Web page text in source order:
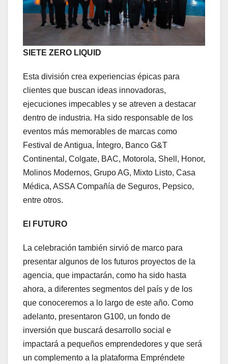
SIETE ZERO LIQUID
Esta división crea experiencias épicas para
clientes que buscan ideas innovadoras,
ejecuciones impecables y se atreven a destacar
dentro de industria. Ha sido responsable de los
eventos más memorables de marcas como
Festival de Antigua, Íntegro, Banco G&T
Continental, Colgate, BAC, Motorola, Shell, Honor,
Molinos Modernos, Grupo AG, Mixto Listo, Casa
Médica, ASSA Compañía de Seguros, Pepsico,
entre otros.
El FUTURO
La celebración también sirvió de marco para
presentar algunos de los futuros proyectos de la
agencia, que impactarán, como ha sido hasta
ahora, a diferentes segmentos del país y de los
que conoceremos a lo largo de este año. Como
adelanto, presentaron G100, un fondo de
inversión que buscará desarrollo social e
impactará a pequeños emprendedores y que será
un complemento a la plataforma Empréndete